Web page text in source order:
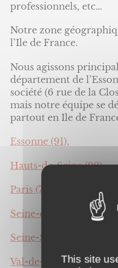
professionnels, etc…
Notre zone
l’Ile de France.
Nous agissons
département de
société (6 rue de la
mais notre équipe se
partout en Ile de
Essonne (91),
Hauts-de-Seine (92)
Paris (75),
Seine-et-Marne (77),
Seine-Saint-Denis (93),
Val-de-Marne (94),
This site